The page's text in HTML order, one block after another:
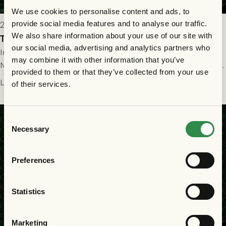
We use cookies to personalise content and ads, to
provide social media features and to analyse our traffic.
We also share information about your use of our site with
our social media, advertising and analytics partners who
may combine it with other information that you’ve
provided to them or that they’ve collected from your use
of their services.
Selection
Necessary
Preferences
Statistics
Marketing
2026-07-22 19:00
Truppen till GAIS - FC Nordsjælland 23/7
Imorgon torsdag spelar GAIS herrar hemma mot FC
Nordsjælland på Gamla Ullevi med avspark kl 19.00! Fredrik
Holmberg och ledarstaben har tagit ut följande trupp till
Läs mer